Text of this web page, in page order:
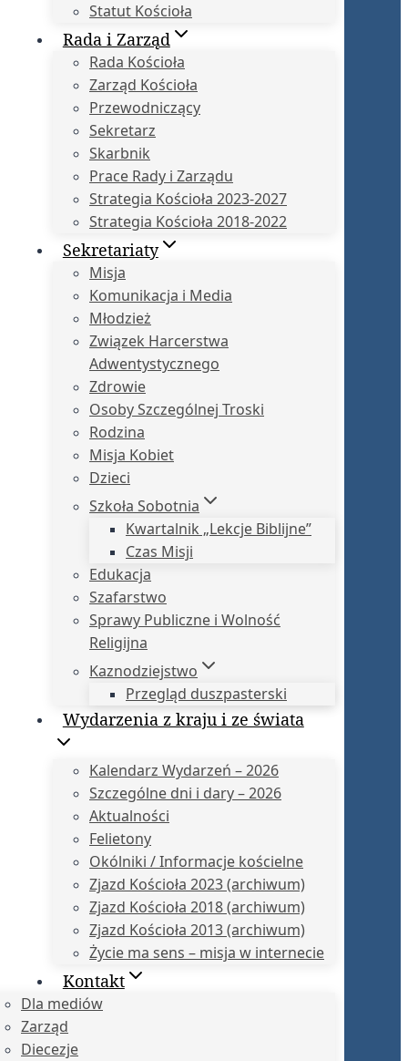
Statut Kościoła
Rada i Zarząd
Rada Kościoła
Zarząd Kościoła
Przewodniczący
Sekretarz
Skarbnik
Prace Rady i Zarządu
Strategia Kościoła 2023-2027
Strategia Kościoła 2018-2022
Sekretariaty
Misja
Komunikacja i Media
Młodzież
Związek Harcerstwa
Adwentystycznego
Zdrowie
Osoby Szczególnej Troski
Rodzina
Misja Kobiet
Dzieci
Szkoła Sobotnia
Kwartalnik „Lekcje Biblijne”
Czas Misji
Edukacja
Szafarstwo
Sprawy Publiczne i Wolność
Religijna
Kaznodziejstwo
Przegląd duszpasterski
Wydarzenia z kraju i ze świata
Kalendarz Wydarzeń – 2026
Szczególne dni i dary – 2026
Aktualności
Felietony
Okólniki / Informacje kościelne
Zjazd Kościoła 2023 (archiwum)
Zjazd Kościoła 2018 (archiwum)
Zjazd Kościoła 2013 (archiwum)
Życie ma sens – misja w internecie
Kontakt
Dla mediów
Zarząd
Diecezje